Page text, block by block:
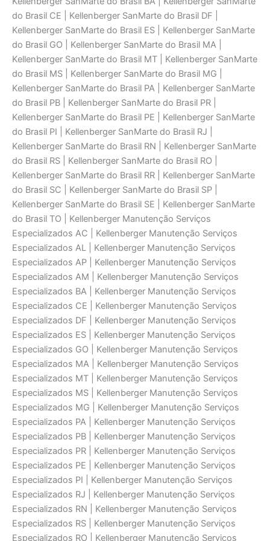
do Brasil CE | Kellenberger SanMarte do Brasil DF |
Kellenberger SanMarte do Brasil ES | Kellenberger SanMarte
do Brasil GO | Kellenberger SanMarte do Brasil MA |
Kellenberger SanMarte do Brasil MT | Kellenberger SanMarte
do Brasil MS | Kellenberger SanMarte do Brasil MG |
Kellenberger SanMarte do Brasil PA | Kellenberger SanMarte
do Brasil PB | Kellenberger SanMarte do Brasil PR |
Kellenberger SanMarte do Brasil PE | Kellenberger SanMarte
do Brasil PI | Kellenberger SanMarte do Brasil RJ |
Kellenberger SanMarte do Brasil RN | Kellenberger SanMarte
do Brasil RS | Kellenberger SanMarte do Brasil RO |
Kellenberger SanMarte do Brasil RR | Kellenberger SanMarte
do Brasil SC | Kellenberger SanMarte do Brasil SP |
Kellenberger SanMarte do Brasil SE | Kellenberger SanMarte
do Brasil TO | Kellenberger Manutenção Serviços
Especializados AC | Kellenberger Manutenção Serviços
Especializados AL | Kellenberger Manutenção Serviços
Especializados AP | Kellenberger Manutenção Serviços
Especializados AM | Kellenberger Manutenção Serviços
Especializados BA | Kellenberger Manutenção Serviços
Especializados CE | Kellenberger Manutenção Serviços
Especializados DF | Kellenberger Manutenção Serviços
Especializados ES | Kellenberger Manutenção Serviços
Especializados GO | Kellenberger Manutenção Serviços
Especializados MA | Kellenberger Manutenção Serviços
Especializados MT | Kellenberger Manutenção Serviços
Especializados MS | Kellenberger Manutenção Serviços
Especializados MG | Kellenberger Manutenção Serviços
Especializados PA | Kellenberger Manutenção Serviços
Especializados PB | Kellenberger Manutenção Serviços
Especializados PR | Kellenberger Manutenção Serviços
Especializados PE | Kellenberger Manutenção Serviços
Especializados PI | Kellenberger Manutenção Serviços
Especializados RJ | Kellenberger Manutenção Serviços
Especializados RN | Kellenberger Manutenção Serviços
Especializados RS | Kellenberger Manutenção Serviços
Especializados RO | Kellenberger Manutenção Serviços